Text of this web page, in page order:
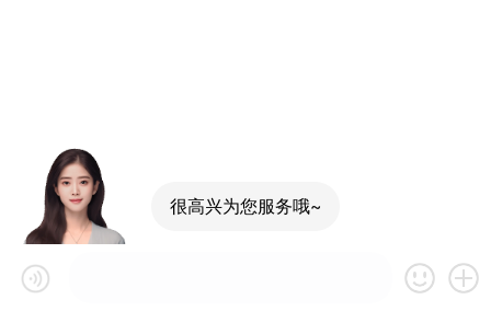
很高兴为您服务哦~